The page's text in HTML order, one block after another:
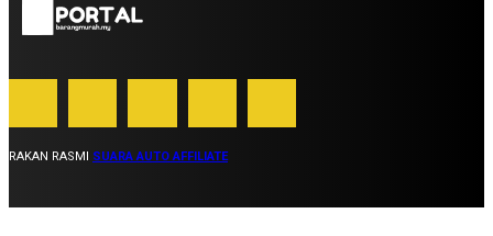
RAKAN RASMI SUARA AUTO AFFILIATE